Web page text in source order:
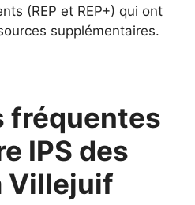
(REP et REP+) qui ont
supplémentaires.
fréquentes
IPS des
Villejuif